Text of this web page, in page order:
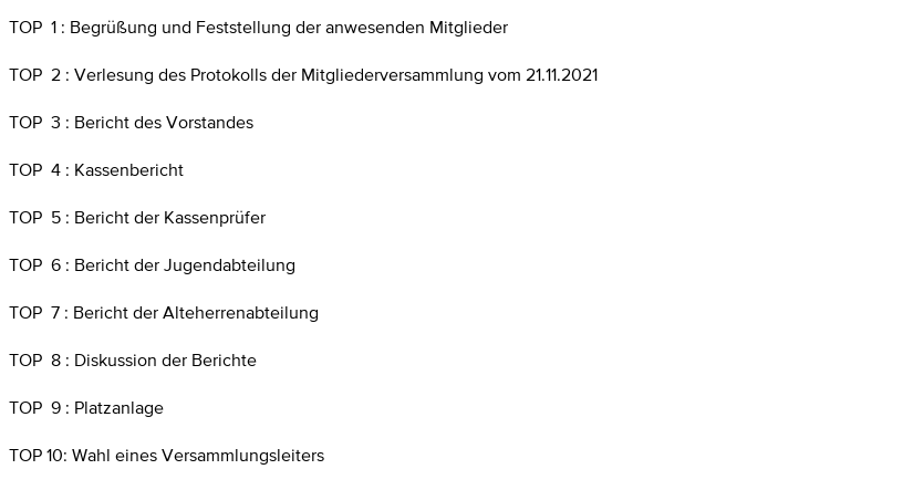
TOP 1 : Begrüßung und Feststellung der anwesenden Mitglieder
TOP 2 : Verlesung des Protokolls der Mitgliederversammlung vom 21.11.2021
TOP 3 : Bericht des Vorstandes
TOP 4 : Kassenbericht
TOP 5 : Bericht der Kassenprüfer
TOP 6 : Bericht der Jugendabteilung
TOP 7 : Bericht der Alteherrenabteilung
TOP 8 : Diskussion der Berichte
TOP 9 : Platzanlage
TOP 10: Wahl eines Versammlungsleiters